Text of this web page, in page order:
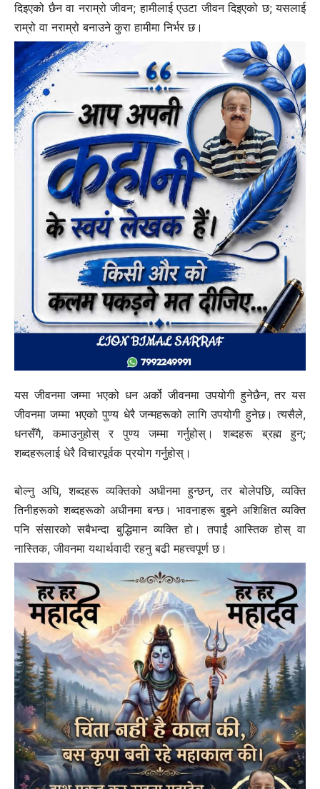
दिइएको छैन वा नराम्रो जीवन; हामीलाई एउटा जीवन दिइएको छ; यसलाई
राम्रो वा नराम्रो बनाउने कुरा हामीमा निर्भर छ।
यस जीवनमा जम्मा भएको धन अर्को जीवनमा उपयोगी हुनेछैन, तर यस
जीवनमा जम्मा भएको पुण्य धेरै जन्महरूको लागि उपयोगी हुनेछ। त्यसैले,
धनसँगै, कमाउनुहोस् र पुण्य जम्मा गर्नुहोस्। शब्दहरू ब्रह्म हुन्;
शब्दहरूलाई धेरै विचारपूर्वक प्रयोग गर्नुहोस्।
बोल्नु अघि, शब्दहरू व्यक्तिको अधीनमा हुन्छन्, तर बोलेपछि, व्यक्ति
तिनीहरूको शब्दहरूको अधीनमा बन्छ। भावनाहरू बुझ्ने अशिक्षित व्यक्ति
पनि संसारको सबैभन्दा बुद्धिमान व्यक्ति हो। तपाईं आस्तिक होस् वा
नास्तिक, जीवनमा यथार्थवादी रहनु बढी महत्त्वपूर्ण छ।